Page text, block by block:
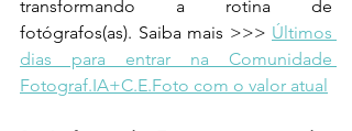
transformando a rotina de
fotógrafos(as). Saiba mais >>> Últimos
dias para entrar na Comunidade
Fotograf.IA+C.E.Foto com o valor atual